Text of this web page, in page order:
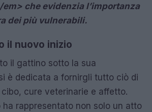
che evidenzia l’importanza
dei più vulnerabili.
il nuovo inizio
il gattino sotto la sua
è dedicata a fornirgli tutto ciò di
cure veterinarie e affetto.
ha rappresentato non solo un atto